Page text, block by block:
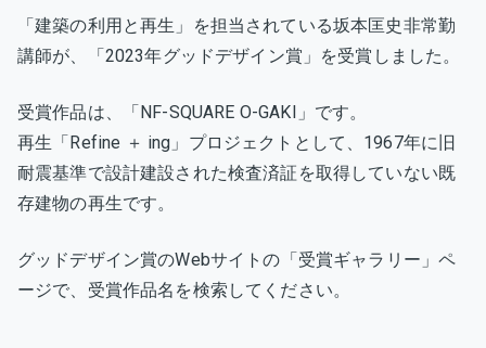
匡
史
勤
講
ド
デ
「建築の利用と再生」を担当されている坂本匡史非常勤
講師が、「2023年グッドデザイン賞」を受賞しました。
受賞作品は、「NF-SQUARE O-GAKI」です。
再生「Refine ＋ ing」プロジェクトとして、1967年に旧
耐震基準で設計建設された検査済証を取得していない既
存建物の再生です。
グッドデザイン賞のWebサイトの「受賞ギャラリー」ペ
ージで、受賞作品名を検索してください。